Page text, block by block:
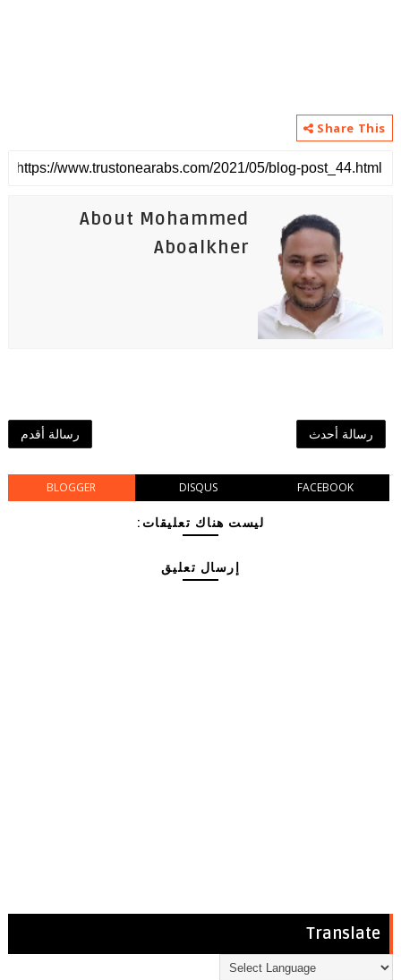
Share This
About Mohammed
Aboalkher
رسالة أحدث رسالة أقدم
BLOGGER DISQUS FACEBOOK
ليست هناك تعليقات:
إرسال تعليق
Translate